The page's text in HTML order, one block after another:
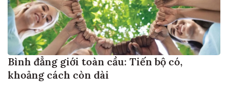
Bình đẳng giới toàn cầu: Tiến bộ có,
khoảng cách còn dài